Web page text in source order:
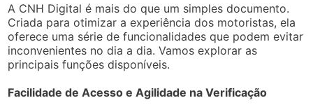
A CNH Digital é mais do que um simples documento.
Criada para otimizar a experiência dos motoristas, ela
oferece uma série de funcionalidades que podem evitar
inconvenientes no dia a dia. Vamos explorar as
principais funções disponíveis.
Facilidade de Acesso e Agilidade na Verificação